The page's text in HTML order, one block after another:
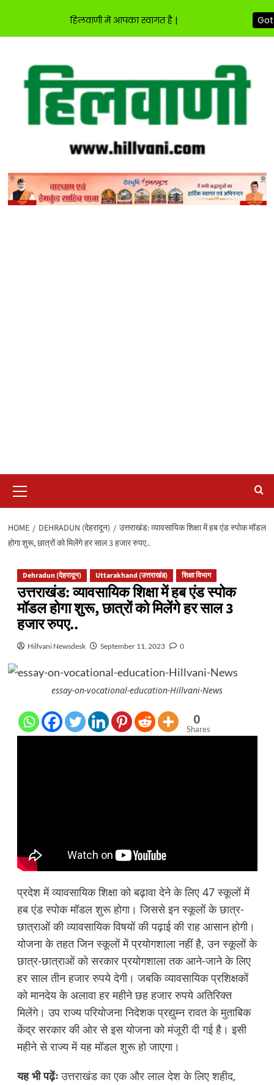
content
Menu
HOME DEHRADUN (देहरादून)
उत्तराखंड: व्यावसायिक शिक्षा में हब एंड स्पोक मॉडल
होगा शुरू, छात्रों को मिलेंगे हर साल 3 हजार रुपए..
Dehradun (देहरादून) Uttarakhand (उत्तराखंड) शिक्षा विभाग
उत्तराखंड: व्यावसायिक शिक्षा में हब एंड स्पोक
मॉडल होगा शुरू, छात्रों को मिलेंगे हर साल 3
हजार रुपए..
Hillvani Newsdesk September 11, 2023 0
essay-on-vocational-education-Hillvani-News
0
Shares
प्रदेश में व्यावसायिक शिक्षा को बढ़ावा देने के लिए 47 स्कूलों में
हब एंड स्पोक मॉडल शुरू होगा। जिससे इन स्कूलों के छात्र-
छात्राओं की व्यावसायिक विषयों की पढ़ाई की राह आसान होगी।
योजना के तहत जिन स्कूलों में प्रयोगशाला नहीं है, उन स्कूलों के
छात्र-छात्राओं को सरकार प्रयोगशाला तक आने-जाने के लिए
हर साल तीन हजार रुपये देगी। जबकि व्यावसायिक प्रशिक्षकों
को मानदेय के अलावा हर महीने छह हजार रुपये अतिरिक्त
मिलेंगे। उप राज्य परियोजना निदेशक प्रद्युम्न रावत के मुताबिक
केंद्र सरकार की ओर से इस योजना को मंजूरी दी गई है। इसी
महीने से राज्य में यह मॉडल शुरू हो जाएगा।
यह भी पढ़ेंः उत्तराखंड का एक और लाल देश के लिए शहीद,
हिलवाणी में आपका स्वागत है |